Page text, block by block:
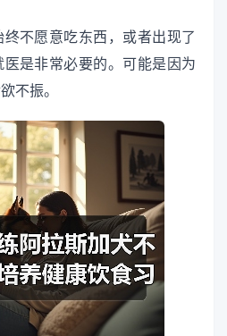
不愿意吃东西，或者出现了
是非常必要的。可能是因为
不振。